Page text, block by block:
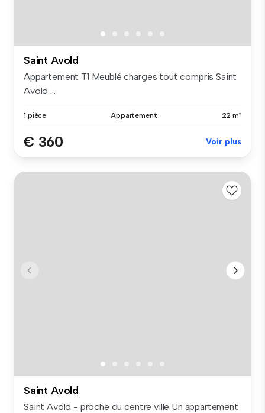
Saint Avold
Appartement T1 Meublé charges tout compris Saint
Avold ...
1 pièce Appartement 22 m²
€ 360 Voir plus
Saint Avold
Saint Avold - proche du centre ville Un appartement